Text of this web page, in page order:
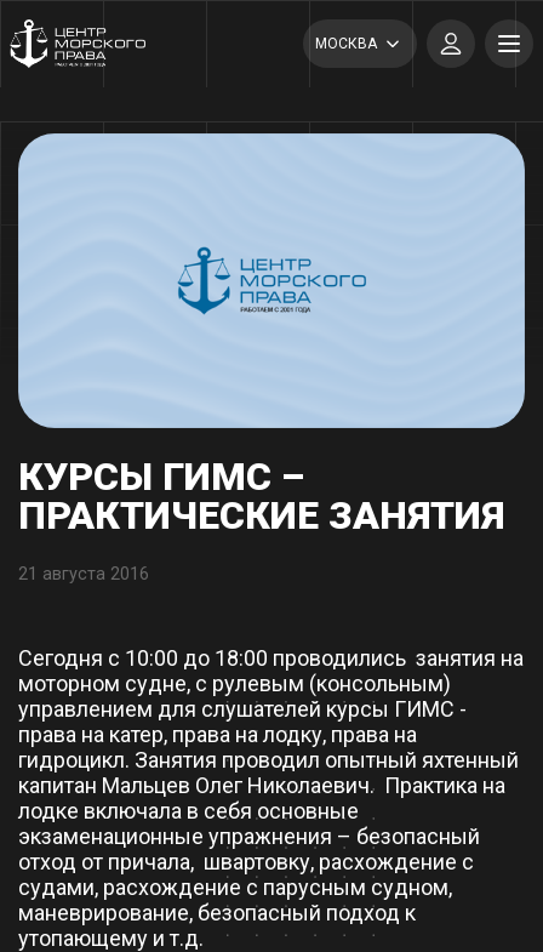
МОСКВА
КУРСЫ ГИМС –
ПРАКТИЧЕСКИЕ ЗАНЯТИЯ
21 августа 2016
Сегодня с 10:00 до 18:00 проводились занятия на
моторном судне, с рулевым (консольным)
управлением для слушателей курсы ГИМС -
права на катер, права на лодку, права на
гидроцикл. Занятия проводил опытный яхтенный
капитан Мальцев Олег Николаевич. Практика на
лодке включала в себя основные
экзаменационные упражнения – безопасный
отход от причала, швартовку, расхождение с
судами, расхождение с парусным судном,
маневрирование, безопасный подход к
утопающему и т.д.